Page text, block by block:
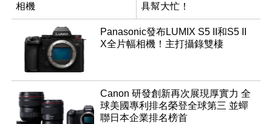
相機
具幫大忙！
Panasonic發布LUMIX S5 II和S5 II
X全片幅相機！主打攝錄雙棲
Canon 研發創新再次展現厚實力 全
球美國專利排名榮登全球第三 並蟬
聯日本企業排名榜首